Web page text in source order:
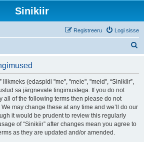
Sinikiir
Logi sisse
Registreeru
liikmeks (edaspidi "me", "meie", "meid", “Sinikiir”,
sa järgnevate tingimustega. If you do not
all of the following terms then please do not
may change these at any time and we’ll do our
it would be prudent to review this regularly
of “Sinikiir” after changes mean you agree to
as they are updated and/or amended.